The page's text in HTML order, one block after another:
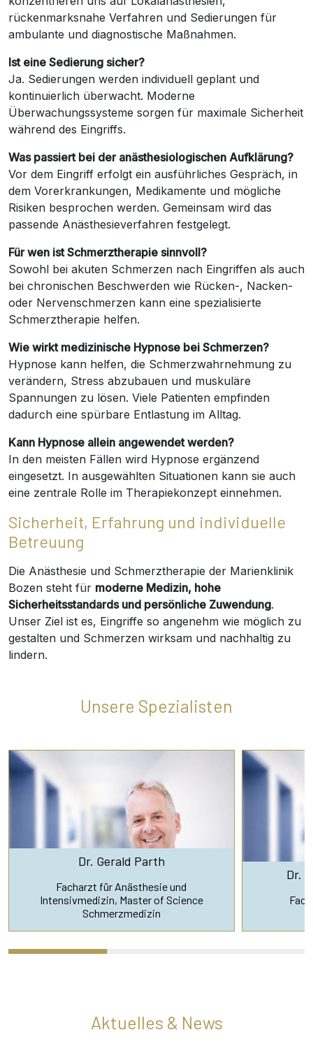
rückenmarksnahe Verfahren und Sedierungen für
ambulante und diagnostische Maßnahmen.
Ist eine Sedierung sicher?
Ja. Sedierungen werden individuell geplant und
kontinuierlich überwacht. Moderne
Überwachungssysteme sorgen für maximale Sicherheit
während des Eingriffs.
Was passiert bei der anästhesiologischen Aufklärung?
Vor dem Eingriff erfolgt ein ausführliches Gespräch, in
dem Vorerkrankungen, Medikamente und mögliche
Risiken besprochen werden. Gemeinsam wird das
passende Anästhesieverfahren festgelegt.
Für wen ist Schmerztherapie sinnvoll?
Sowohl bei akuten Schmerzen nach Eingriffen als auch
bei chronischen Beschwerden wie Rücken-, Nacken-
oder Nervenschmerzen kann eine spezialisierte
Schmerztherapie helfen.
Wie wirkt medizinische Hypnose bei Schmerzen?
Hypnose kann helfen, die Schmerzwahrnehmung zu
verändern, Stress abzubauen und muskuläre
Spannungen zu lösen. Viele Patienten empfinden
dadurch eine spürbare Entlastung im Alltag.
Kann Hypnose allein angewendet werden?
In den meisten Fällen wird Hypnose ergänzend
eingesetzt. In ausgewählten Situationen kann sie auch
eine zentrale Rolle im Therapiekonzept einnehmen.
Sicherheit, Erfahrung und individuelle
Betreuung
Die Anästhesie und Schmerztherapie der Marienklinik
Bozen steht für moderne Medizin, hohe
Sicherheitsstandards und persönliche Zuwendung.
Unser Ziel ist es, Eingriffe so angenehm wie möglich zu
gestalten und Schmerzen wirksam und nachhaltig zu
lindern.
Unsere Spezialisten
Dr. Gerald Parth
Facharzt für Anästhesie und
Intensivmedizin, Master of Science
Schmerzmedizin
Dr.
Aktuelles & News